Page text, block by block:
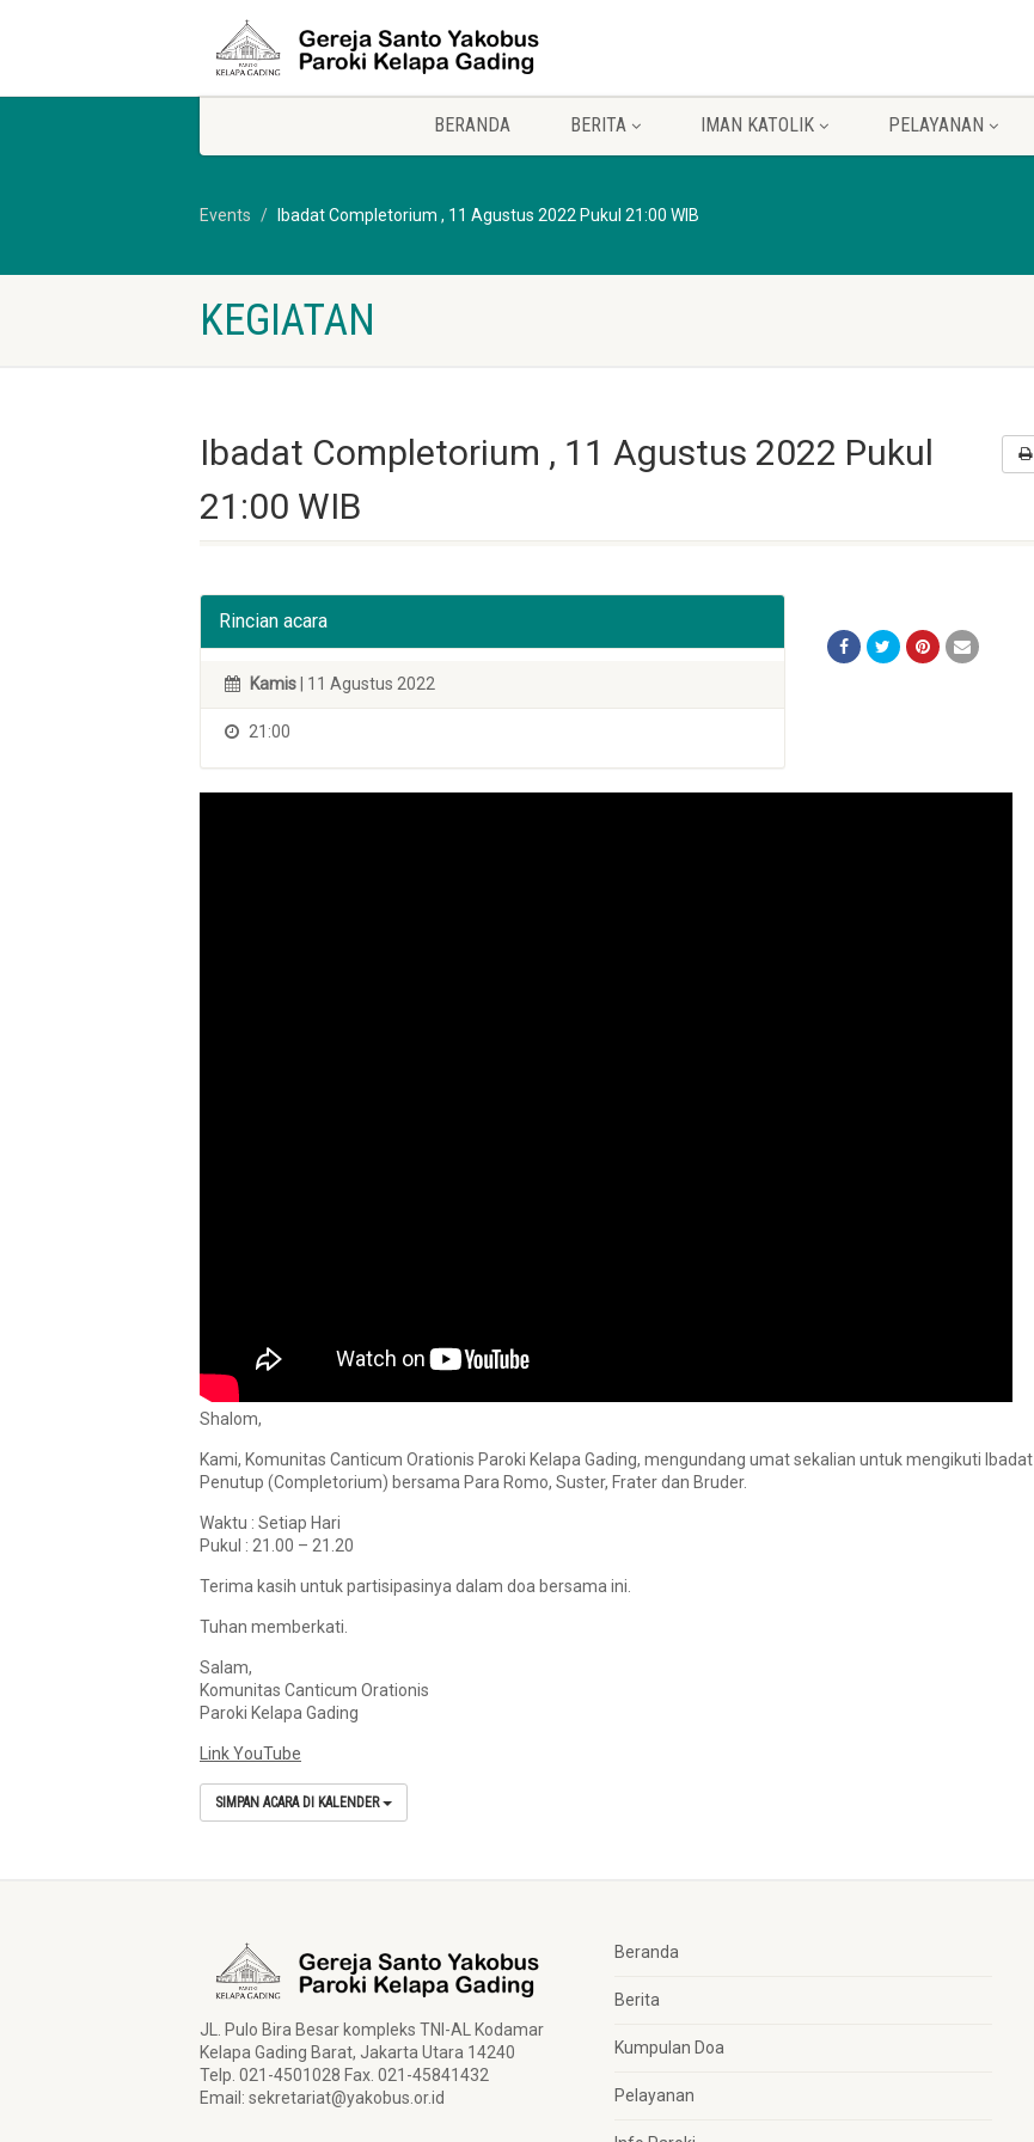
BERANDA BERITA IMAN KATOLIK PELAYANAN
Events Ibadat Completorium , 11 Agustus 2022 Pukul 21:00 WIB
KEGIATAN
Ibadat Completorium , 11 Agustus 2022 Pukul
21:00 WIB
Rincian acara
Kamis | 11 Agustus 2022
21:00
Shalom,
Kami, Komunitas Canticum Orationis Paroki Kelapa Gading, mengundang umat sekalian untuk mengikuti Ibadat
Penutup (Completorium) bersama Para Romo, Suster, Frater dan Bruder.
Waktu : Setiap Hari
Pukul : 21.00 – 21.20
Terima kasih untuk partisipasinya dalam doa bersama ini.
Tuhan memberkati.
Salam,
Komunitas Canticum Orationis
Paroki Kelapa Gading
Link YouTube
SIMPAN ACARA DI KALENDER
JL. Pulo Bira Besar kompleks TNI-AL Kodamar
Kelapa Gading Barat, Jakarta Utara 14240
Telp. 021-4501028 Fax. 021-45841432
Email: sekretariat@yakobus.or.id
Beranda
Berita
Kumpulan Doa
Pelayanan